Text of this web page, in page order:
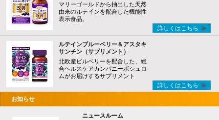
マリーゴールドから抽出した天然
由来のルテインを配合した機能性
表示食品。
詳しくはこちら
ルテインブルーベリー＆アスタキ
サンチン（サプリメント）
北欧産ビルベリーを配合した、総
合ヘルスケアカンパニーボシュロ
ムがお届けするサプリメント
詳しくはこちら
お知らせ
ニュースルーム